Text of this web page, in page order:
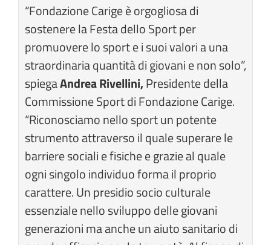
“Fondazione Carige è orgogliosa di
sostenere la Festa dello Sport per
promuovere lo sport e i suoi valori a una
straordinaria quantità di giovani e non solo”,
spiegaAndrea Rivellini,Presidente della
Commissione Sport di Fondazione Carige.
“Riconosciamo nello sport un potente
strumento attraverso il quale superare le
barriere sociali e fisiche e grazie al quale
ogni singolo individuo forma il proprio
carattere. Un presidio socio culturale
essenziale nello sviluppo delle giovani
generazioni ma anche un aiuto sanitario di